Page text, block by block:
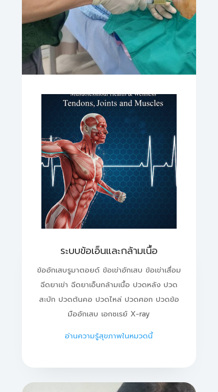
ระบบข้อเอ็นและกล้ามเนื้อ
ข้ออักเสบรูมาตอยด์ ข้อเข่าอักเสบ ข้อเข่าเสื่อม
ฉีดยาเข่า ฉีดยาเอ็นกล้ามเนื้อ ปวดหลัง ปวด
สะบัก​ ปวดต้นคอ ปวดไหล่ ปวดศอก ปวดข้อ
มืออักเสบ เอกซเรย์ X-ray
อ่านความรู้สุขภาพในหมวดนี้